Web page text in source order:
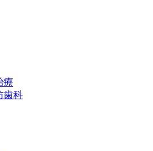
療
歯科